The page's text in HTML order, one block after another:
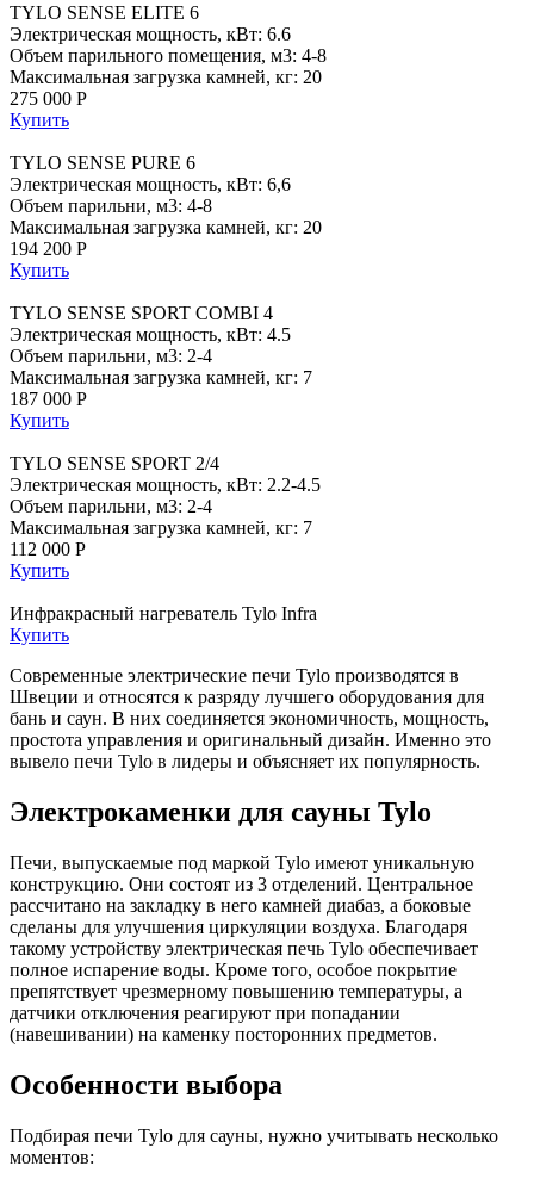
TYLO SENSE ELITE 6
Электрическая мощность, кВт: 6.6
Объем парильного помещения, м3: 4-8
Максимальная загрузка камней, кг: 20
275 000 Р
Купить
TYLO SENSE PURE 6
Электрическая мощность, кВт: 6,6
Объем парильни, м3: 4-8
Максимальная загрузка камней, кг: 20
194 200 Р
Купить
TYLO SENSE SPORT COMBI 4
Электрическая мощность, кВт: 4.5
Объем парильни, м3: 2-4
Максимальная загрузка камней, кг: 7
187 000 Р
Купить
TYLO SENSE SPORT 2/4
Электрическая мощность, кВт: 2.2-4.5
Объем парильни, м3: 2-4
Максимальная загрузка камней, кг: 7
112 000 Р
Купить
Инфракрасный нагреватель Tylo Infra
Купить
Современные электрические печи Tylo производятся в
Швеции и относятся к разряду лучшего оборудования для
бань и саун. В них соединяется экономичность, мощность,
простота управления и оригинальный дизайн. Именно это
вывело печи Tylo в лидеры и объясняет их популярность.
Электрокаменки для сауны Tylo
Печи, выпускаемые под маркой Tylo имеют уникальную
конструкцию. Они состоят из 3 отделений. Центральное
рассчитано на закладку в него камней диабаз, а боковые
сделаны для улучшения циркуляции воздуха. Благодаря
такому устройству электрическая печь Tylo обеспечивает
полное испарение воды. Кроме того, особое покрытие
препятствует чрезмерному повышению температуры, а
датчики отключения реагируют при попадании
(навешивании) на каменку посторонних предметов.
Особенности выбора
Подбирая печи Tylo для сауны, нужно учитывать несколько
моментов: